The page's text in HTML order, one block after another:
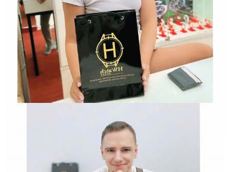
Trường hợp không chấp
nhận đổi hoặc trả sản